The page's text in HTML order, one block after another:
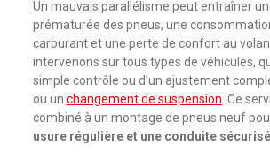
Un mauvais parallélisme peut entraîner
prématurée des pneus, une
carburant et une perte de confort au
intervenons sur tous types de véhicules,
simple contrôle ou d’un ajustement
ou un changement de suspension. Ce
combiné à un montage de pneus neuf
usure régulière et une conduite